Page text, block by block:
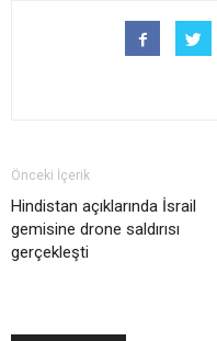
Önceki İçerik
Hindistan açıklarında İsrail
gemisine drone saldırısı
gerçekleşti